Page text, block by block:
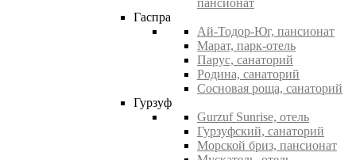
пансионат
Гаспра
Ай-Тодор-Юг, пансионат
Марат, парк-отель
Парус, санаторий
Родина, санаторий
Сосновая роща, санаторий
Гурзуф
Gurzuf Sunrise, отель
Гурзуфский, санаторий
Морской бриз, пансионат